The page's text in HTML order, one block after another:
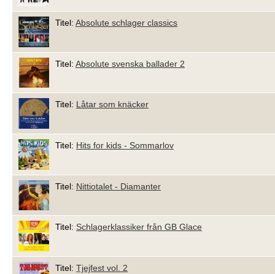
Titel: Absolute schlager classics
Titel: Absolute svenska ballader 2
Titel: Låtar som knäcker
Titel: Hits for kids - Sommarlov
Titel: Nittiotalet - Diamanter
Titel: Schlagerklassiker från GB Glace
Titel: Tjejfest vol. 2